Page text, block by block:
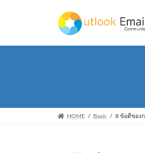
HOME Basic 8 ข้อดีของ